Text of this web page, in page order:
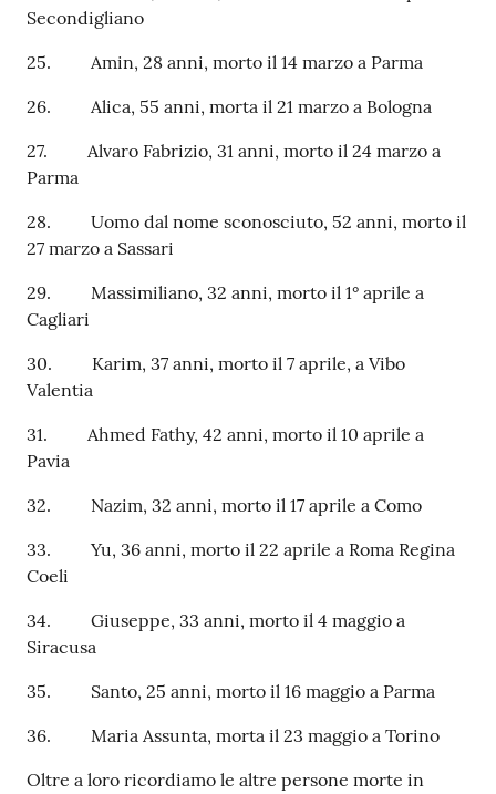
Secondigliano
25. Amin, 28 anni, morto il 14 marzo a Parma
26. Alica, 55 anni, morta il 21 marzo a Bologna
27. Alvaro Fabrizio, 31 anni, morto il 24 marzo a
Parma
28. Uomo dal nome sconosciuto, 52 anni, morto il
27 marzo a Sassari
29. Massimiliano, 32 anni, morto il 1° aprile a
Cagliari
30. Karim, 37 anni, morto il 7 aprile, a Vibo
Valentia
31. Ahmed Fathy, 42 anni, morto il 10 aprile a
Pavia
32. Nazim, 32 anni, morto il 17 aprile a Como
33. Yu, 36 anni, morto il 22 aprile a Roma Regina
Coeli
34. Giuseppe, 33 anni, morto il 4 maggio a
Siracusa
35. Santo, 25 anni, morto il 16 maggio a Parma
36. Maria Assunta, morta il 23 maggio a Torino
Oltre a loro ricordiamo le altre persone morte in